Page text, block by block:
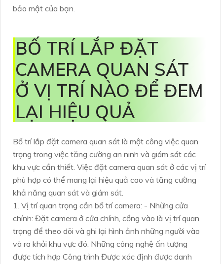
bảo mật của bạn.
BỐ TRÍ LẮP ĐẶT
CAMERA QUAN SÁT
Ở VỊ TRÍ NÀO ĐỂ ĐEM
LẠI HIỆU QUẢ
Bố trí lắp đặt camera quan sát là một công việc quan
trọng trong việc tăng cường an ninh và giám sát các
khu vực cần thiết. Việc đặt camera quan sát ở các vị trí
phù hợp có thể mang lại hiệu quả cao và tăng cường
khả năng quan sát và giám sát.
1. Vị trí quan trọng cần bố trí camera: - Những cửa
chính: Đặt camera ở cửa chính, cổng vào là vị trí quan
trọng để theo dõi và ghi lại hình ảnh những người vào
và ra khỏi khu vực đó. Những công nghệ ấn tượng
được tích hợp Công trình Được xác định được danh